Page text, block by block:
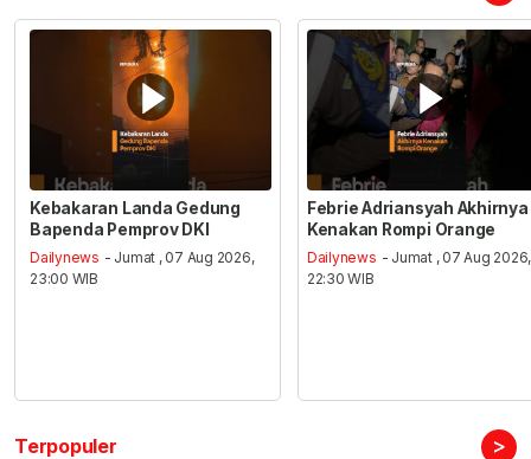
Kebakaran Landa Gedung
Bapenda Pemprov DKI
Dailynews - Jumat , 07 Aug 2026,
23:00 WIB
Febrie Adriansyah Akhirnya
Kenakan Rompi Orange
Dailynews - Jumat , 07 Aug 2026,
22:30 WIB
Terpopuler >